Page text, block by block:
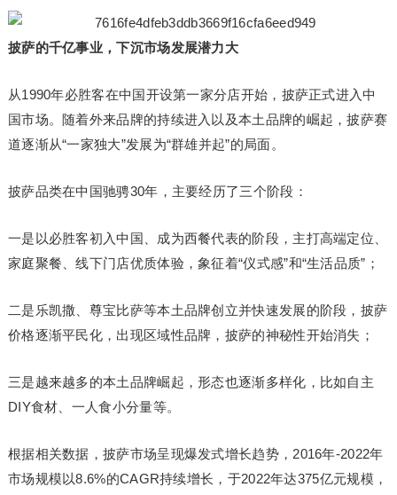
披萨的千亿事业，下沉市场发展潜力大
从1990年必胜客在中国开设第一家分店开始，披萨正式进入中
国市场。随着外来品牌的持续进入以及本土品牌的崛起，披萨赛
道逐渐从“一家独大”发展为“群雄并起”的局面。
披萨品类在中国驰骋30年，主要经历了三个阶段：
一是以必胜客初入中国、成为西餐代表的阶段，主打高端定位、
家庭聚餐、线下门店优质体验，象征着“仪式感”和“生活品质”；
二是乐凯撒、尊宝比萨等本土品牌创立并快速发展的阶段，披萨
价格逐渐平民化，出现区域性品牌，披萨的神秘性开始消失；
三是越来越多的本土品牌崛起，形态也逐渐多样化，比如自主
DIY食材、一人食小分量等。
根据相关数据，披萨市场呈现爆发式增长趋势，2016年-2022年
市场规模以8.6%的CAGR持续增长，于2022年达375亿元规模，